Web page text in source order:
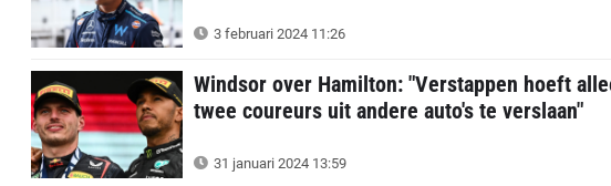
3 februari 2024 11:26
Windsor over Hamilton: "Verstappen hoeft
twee coureurs uit andere auto's te verslaan"
31 januari 2024 13:59